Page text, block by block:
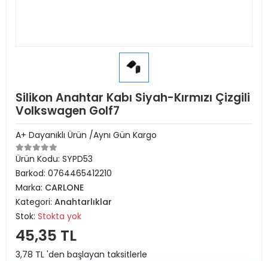
Silikon Anahtar Kabı Siyah-Kırmızı Çizgili
Volkswagen Golf7
A+ Dayanıklı Ürün /Aynı Gün Kargo
Ürün Kodu: SYPD53
Barkod: 0764465412210
Marka: CARLONE
Kategori: Anahtarlıklar
Stok: Stokta yok
45,35 TL
3,78 TL 'den başlayan taksitlerle